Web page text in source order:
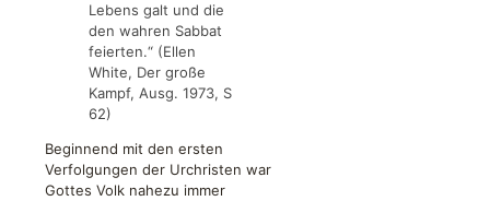
Lebens galt und die
den wahren Sabbat
feierten.“ (Ellen
White, Der große
Kampf, Ausg. 1973, S
62)
Beginnend mit den ersten
Verfolgungen der Urchristen war
Gottes Volk nahezu immer